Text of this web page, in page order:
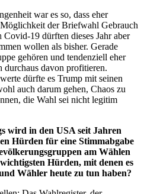
war es so, dass eher
der Briefwahl Gebrauch
Covid-19 dürften dieses Jahr aber
wollen als bisher. Gerade
gehören und tendenziell eher
davon profitieren.
dürfte es Trump mit seinen
auch darum gehen, Chaos zu
die Wahl sei nicht legitim
wird in den USA seit Jahren
Hürden für eine Stimmabgabe
am Wählen
Hürden, mit denen es
Wähler heute zu tun haben?